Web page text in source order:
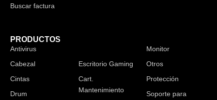
Buscar factura
PRODUCTOS
Antivirus
Cabezal
Cintas
Drum
Escritorio Gaming
Cart.
Mantenimiento
Monitor
Otros
Protección
Soporte para